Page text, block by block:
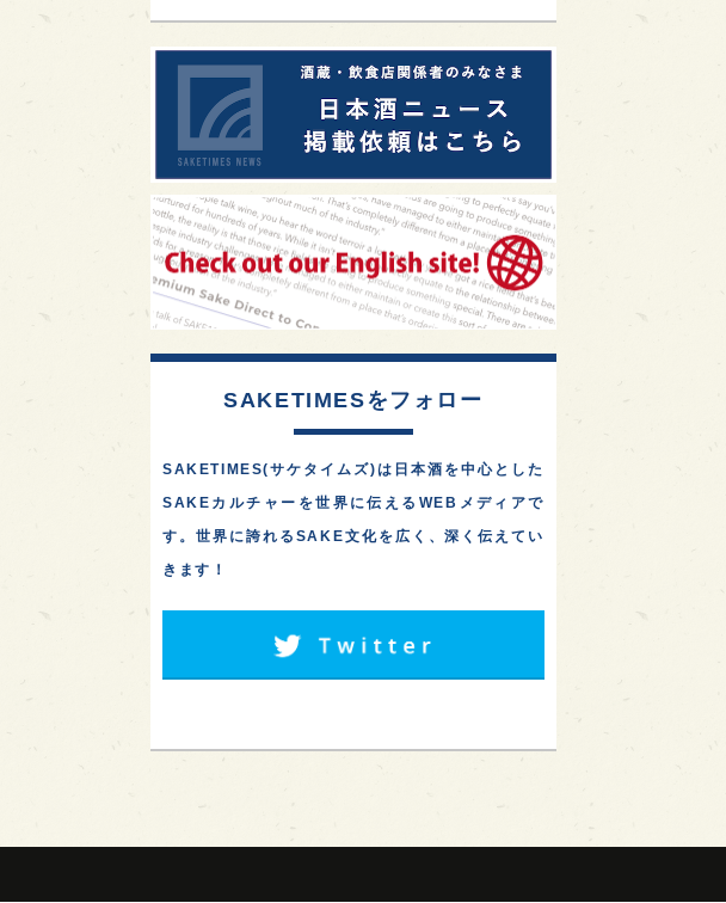
SAKETIMESをフォロー
SAKETIMES(サケタイムズ)は日本酒を中心とした
SAKEカルチャーを世界に伝えるWEBメディアで
す。世界に誇れるSAKE文化を広く、深く伝えてい
きます！